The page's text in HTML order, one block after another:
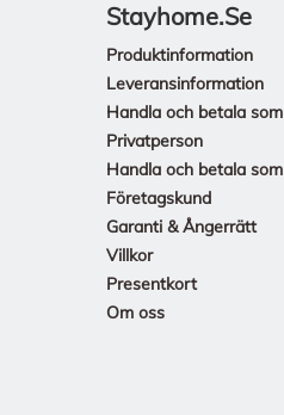
Stayhome.se
Produktinformation
Leveransinformation
Handla och betala som
Privatperson
Handla och betala som
Företagskund
Garanti & Ångerrätt
Villkor
Presentkort
Om oss